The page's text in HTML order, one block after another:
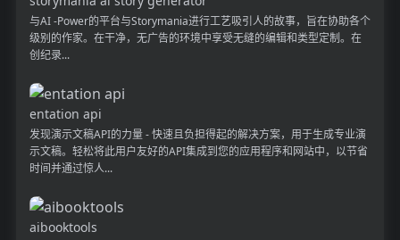
与AI -Power的平台与Storymania进行工艺吸引人的故事，旨在协助各个
级别的作家。在干净，无广告的环境中享受无缝的编辑和类型定制。在
创纪录...
entation api
发现演示文稿API的力量 - 快速且负担得起的解决方案，用于生成专业演
示文稿。轻松将此用户友好的API集成到您的应用程序和网站中，以节省
时间并通过惊人...
aibooktools